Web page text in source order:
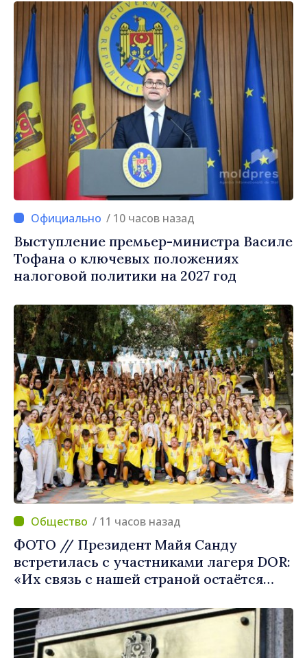
/ 10 часов назад
Выступление премьер-министра Василе
Тофана о ключевых положениях
налоговой политики на 2027 год
/ 11 часов назад
ФОТО // Президент Майя Санду
встретилась с участниками лагеря DOR:
«Их связь с нашей страной остаётся